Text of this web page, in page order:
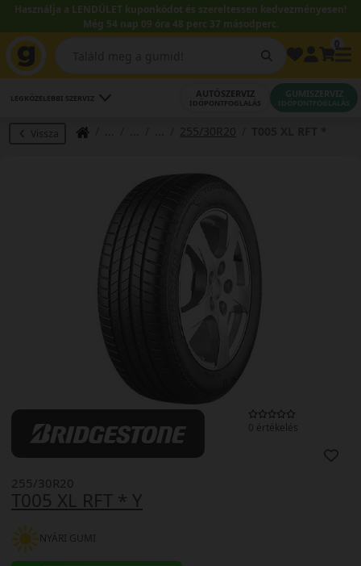
Használja a LENDÜLET kuponkódot és szereltessen kedvezményesen!
Még 54 nap 09 óra 48 perc 36 másodperc.
LEGKÖZELEBBI SZERVIZ AUTÓSZERVIZ
IDŐPONTFOGLALÁS
GUMISZERVIZ
IDŐPONTFOGLALÁS
Vissza 255/30R20
0 értékelés
T005 XL RFT * Y
255/30R20
NYÁRI GUMI